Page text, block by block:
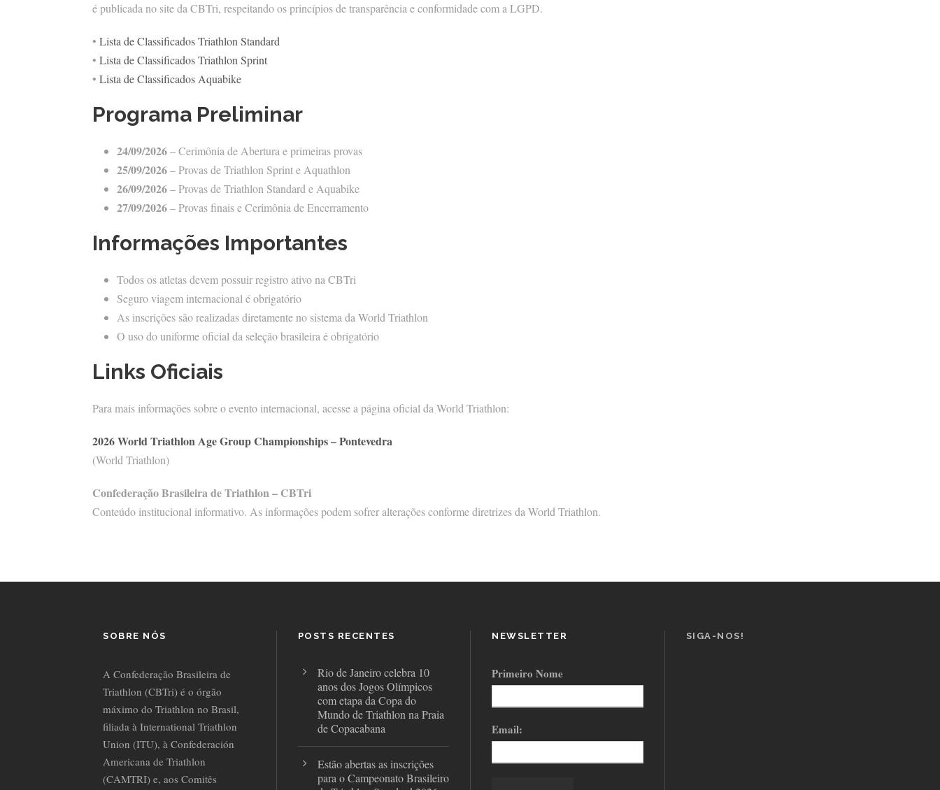
é publicada no site da CBTri, respeitando os princípios de transparência e conformidade com a LGPD.
• Lista de Classificados Triathlon Standard
• Lista de Classificados Triathlon Sprint
• Lista de Classificados Aquabike
Programa Preliminar
24/09/2026– Cerimônia de Abertura e primeiras provas
25/09/2026– Provas de Triathlon Sprint e Aquathlon
26/09/2026– Provas de Triathlon Standard e Aquabike
27/09/2026– Provas finais e Cerimônia de Encerramento
Informações Importantes
Todos os atletas devem possuir registro ativo na CBTri
Seguro viagem internacional é obrigatório
As inscrições são realizadas diretamente no sistema da World Triathlon
O uso do uniforme oficial da seleção brasileira é obrigatório
Links Oficiais
Para mais informações sobre o evento internacional, acesse a página oficial da World Triathlon:
2026 World Triathlon Age Group Championships – Pontevedra
(World Triathlon)
Confederação Brasileira de Triathlon – CBTri
Conteúdo institucional informativo. As informações podem sofrer alterações conforme diretrizes da World Triathlon.
SOBRE NÓS
A Confederação Brasileira de
Triathlon (CBTri) é o órgão
máximo do Triathlon no Brasil,
filiada à International Triathlon
Union (ITU), à Confederación
Americana de Triathlon
(CAMTRI) e, aos Comitês
POSTS RECENTES
Rio de Janeiro celebra 10
anos dos Jogos Olímpicos
com etapa da Copa do
Mundo de Triathlon na Praia
de Copacabana
Estão abertas as inscrições
para o Campeonato Brasileiro
NEWSLETTER
Primeiro Nome
Email:
SIGA-NOS!